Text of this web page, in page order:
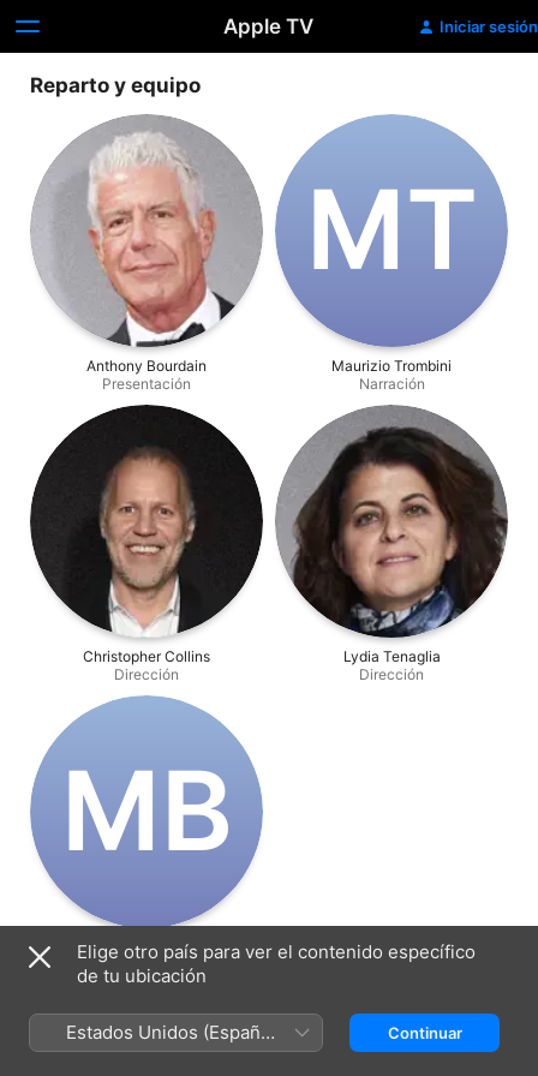
Apple TV Iniciar sesión
Reparto y equipo
Anthony Bourdain
Presentación
M‌T
Maurizio Trombini
Narración
Christopher Collins
Dirección
Lydia Tenaglia
Dirección
M‌B
Matthew Barbato
Producción
Elige otro país para ver el contenido específico
de tu ubicación
Estados Unidos (Español
México)
Continuar